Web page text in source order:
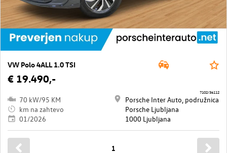
VW Polo 4ALL 1.0 TSI
€ 19.490,-
70 kW/95 KM
km na zahtevo
01/2026
Porsche Inter Auto, podružnica
Porsche Ljubljana
1000 Ljubljana
7102/36112
1